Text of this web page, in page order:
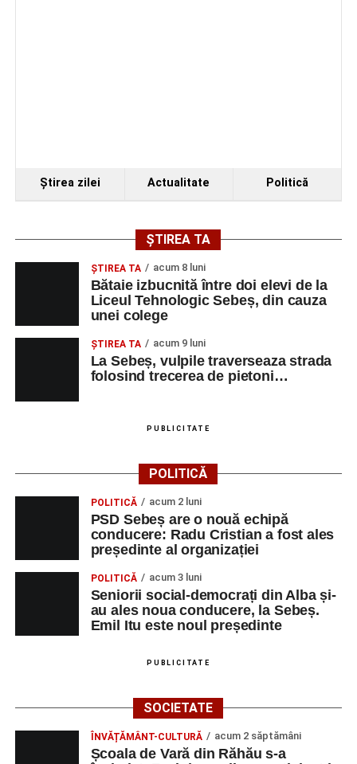
Ştirea zilei Actualitate Politică
ȘTIREA TA
ŞTIREA TA acum 8 luni
Bătaie izbucnită între doi elevi de la
Liceul Tehnologic Sebeș, din cauza
unei colege
ŞTIREA TA acum 9 luni
La Sebeș, vulpile traverseaza strada
folosind trecerea de pietoni…
PUBLICITATE
POLITICĂ
POLITICĂ acum 2 luni
PSD Sebeș are o nouă echipă
conducere: Radu Cristian a fost ales
președinte al organizației
POLITICĂ acum 3 luni
Seniorii social-democrați din Alba și-
au ales noua conducere, la Sebeș.
Emil Itu este noul președinte
PUBLICITATE
SOCIETATE
ÎNVĂȚĂMÂNT-CULTURĂ acum 2 săptămâni
Școala de Vară din Răhău s-a